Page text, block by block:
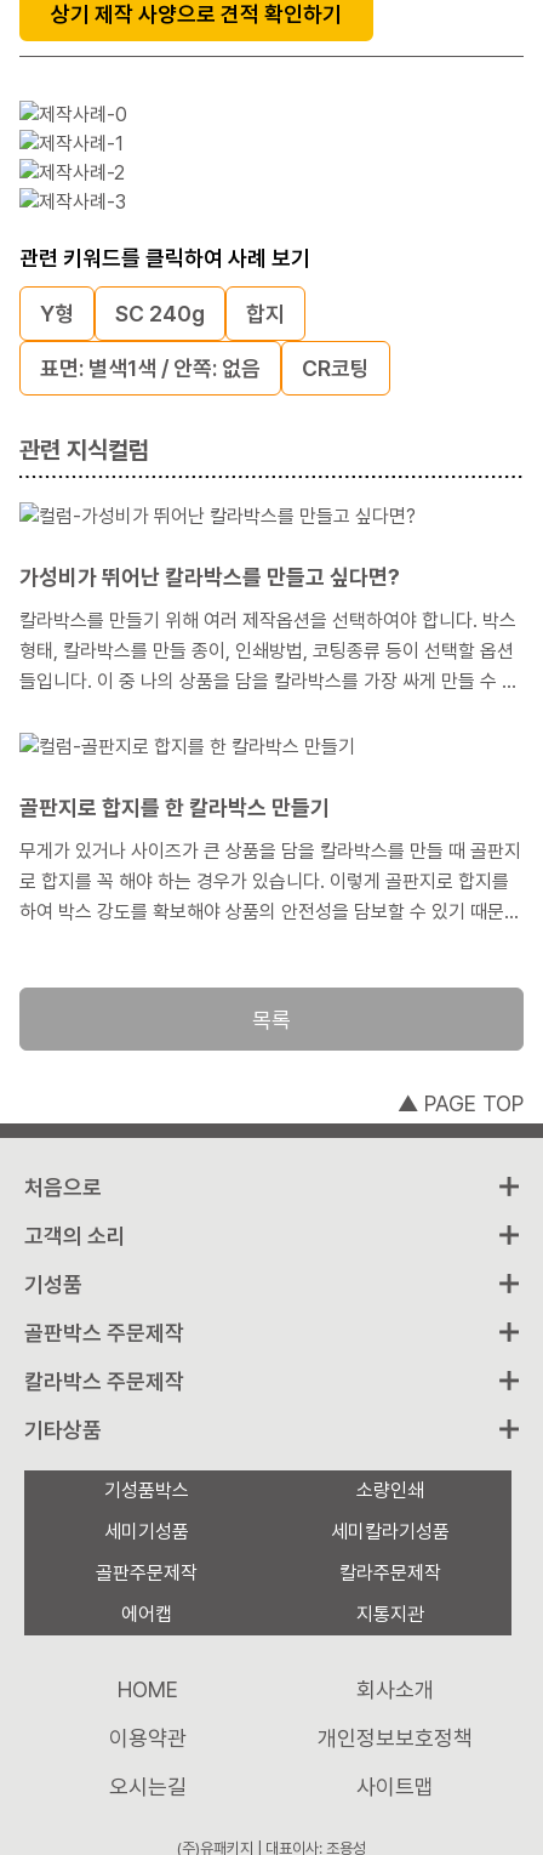
상기 제작 사양으로 견적 확인하기
관련 키워드를 클릭하여 사례 보기
Y형 SC 240g 합지
표면: 별색1색 / 안쪽: 없음 CR코팅
관련 지식컬럼
가성비가 뛰어난 칼라박스를 만들고 싶다면?
칼라박스를 만들기 위해 여러 제작옵션을 선택하여야 합니다. 박스
형태, 칼라박스를 만들 종이, 인쇄방법, 코팅종류 등이 선택할 옵션
들입니다. 이 중 나의 상품을 담을 칼라박스를 가장 싸게 만들 수 있
드리겠습니다. 상품의 판매가격을 고려해 볼 때, 굳이 비싼 칼라박
좋겠습니다.
골판지로 합지를 한 칼라박스 만들기
무게가 있거나 사이즈가 큰 상품을 담을 칼라박스를 만들 때 골판지
로 합지를 꼭 해야 하는 경우가 있습니다. 이렇게 골판지로 합지를
하여 박스 강도를 확보해야 상품의 안전성을 담보할 수 있기 때문입
목록
▲ PAGE TOP
처음으로
고객의 소리
기성품
골판박스 주문제작
칼라박스 주문제작
기타상품
기성품박스
소량인쇄
세미기성품
세미칼라기성품
골판주문제작
칼라주문제작
에어캡
지통지관
HOME
회사소개
이용약관
개인정보보호정책
오시는길
사이트맵
(주)유패키지 | 대표이사: 조용성